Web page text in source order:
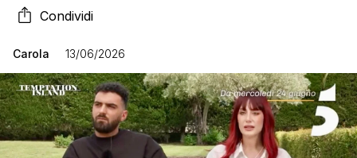
Condividi
Carola 13/06/2026